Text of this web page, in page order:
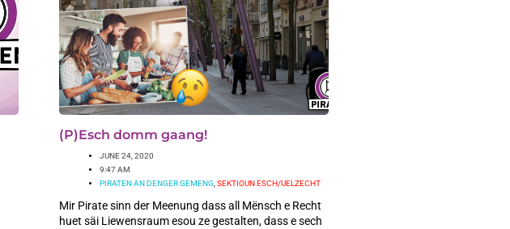
(P)Esch domm gaang!
JUNE 24, 2020
9:47 AM
PIRATEN AN DENGER GEMENG SEKTIOUN ESCH/UELZECHT
Mir Pirate sinn der Meenung dass all Mënsch e Recht
huet säi Liewensraum esou ze gestalten, dass e sech